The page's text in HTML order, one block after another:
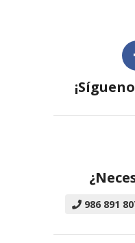
986 891